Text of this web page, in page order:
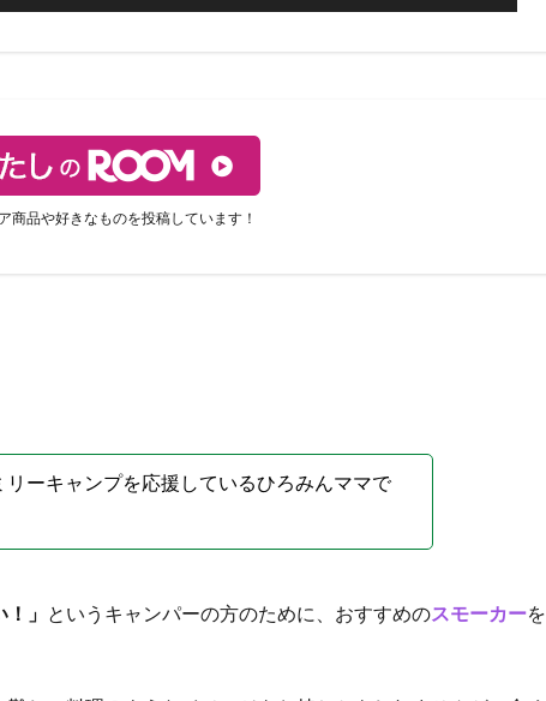
商品や好きなものを投稿しています！
リーキャンプを応援しているひろみんママで
」 というキャンパーの方のために、おすすめのスモーカーを